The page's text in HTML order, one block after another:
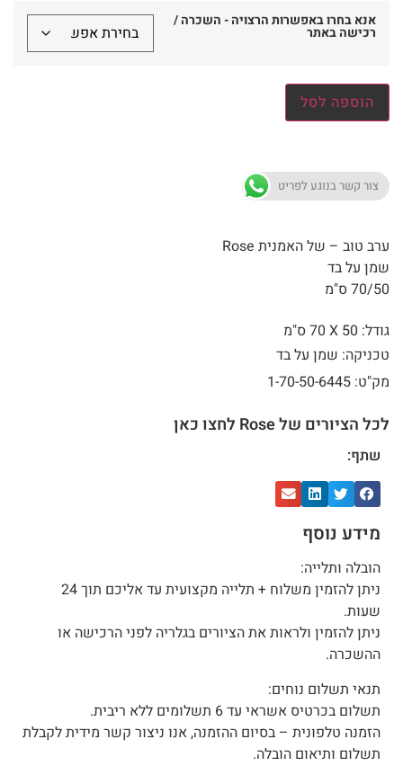
אנא בחרו באפשרות הרצויה - השכרה /
רכישה באתר
הוספה לסל
צור קשר בנוגע לפריט
ערב טוב – של האמנית Rose
שמן על בד
70/50 ס"מ
גודל: 50 X
70 ס"מ
טכניקה: שמן על בד
מק"ט: 1-70-50-6445
לכל הציורים של Rose לחצו כאן
שתף:
מידע נוסף
הובלה ותלייה:
ניתן להזמין משלוח + תלייה מקצועית עד אליכם תוך 24
שעות.
ניתן להזמין ולראות את הציורים בגלריה לפני הרכישה או
ההשכרה.
תנאי תשלום נוחים:
תשלום בכרטיס אשראי עד 6 תשלומים ללא ריבית.
הזמנה טלפונית – בסיום ההזמנה, אנו ניצור קשר מידית לקבלת
תשלום ותיאום הובלה.